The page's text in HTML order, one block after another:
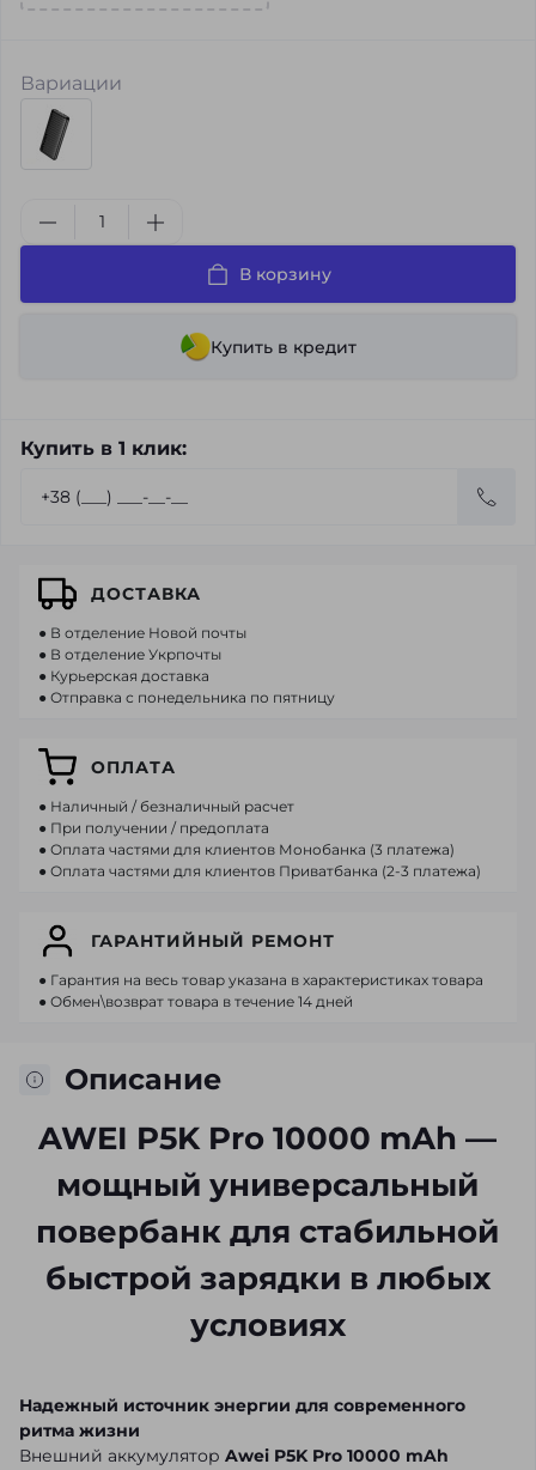
Вариации
В корзину
Купить в кредит
Купить в 1 клик:
Описание
AWEI P5K Pro 10000 mAh —
мощный универсальный
повербанк для стабильной
быстрой зарядки в любых
условиях
Надежный источник энергии для современного
ритма жизни
Внешний аккумулятор Awei P5K Pro 10000 mAh
ДОСТАВКА
● В отделение Новой почты
● В отделение Укрпочты
● Курьерская доставка
● Отправка с понедельника по пятницу
ОПЛАТА
● Наличный / безналичный расчет
● При получении / предоплата
● Оплата частями для клиентов Монобанка (3 платежа)
● Оплата частями для клиентов Приватбанка (2-3 платежа)
ГАРАНТИЙНЫЙ РЕМОНТ
● Гарантия на весь товар указана в характеристиках товара
● Обмен\возврат товара в течение 14 дней